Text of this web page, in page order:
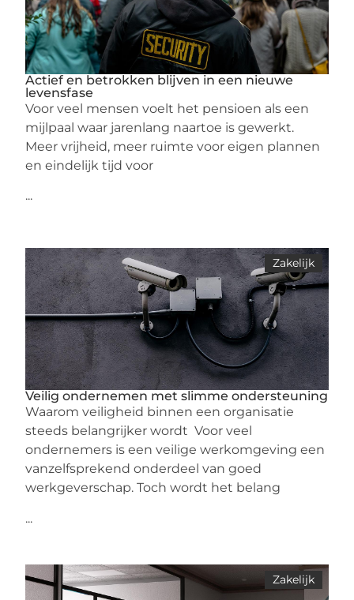
Actief en betrokken blijven in een nieuwe
levensfase
Voor veel mensen voelt het pensioen als een
mijlpaal waar jarenlang naartoe is gewerkt.
Meer vrijheid, meer ruimte voor eigen plannen
en eindelijk tijd voor
...
Zakelijk
Veilig ondernemen met slimme ondersteuning
Waarom veiligheid binnen een organisatie
steeds belangrijker wordt Voor veel
ondernemers is een veilige werkomgeving een
vanzelfsprekend onderdeel van goed
werkgeverschap. Toch wordt het belang
...
Zakelijk